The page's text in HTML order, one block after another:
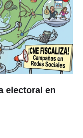
electoral en